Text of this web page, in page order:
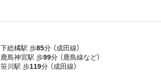
下総橘駅 歩85分 （成田線）
鹿島神宮駅 歩99分 （鹿島線など）
笹川駅 歩119分 （成田線）